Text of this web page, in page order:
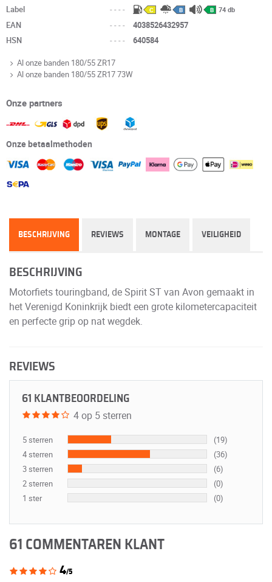
Label
---- C B B 74 db
EAN ----
4038526432957
HSN
---- 640584
Al onze banden 180/55 ZR17
Al onze banden 180/55 ZR17 73W
Onze partners
Onze betaalmethoden
BESCHRIJVING REVIEWS MONTAGE VEILIGHEID
BESCHRIJVING
Motorfiets touringband, de Spirit ST van Avon gemaakt in
het Verenigd Koninkrijk biedt een grote kilometercapaciteit
en perfecte grip op nat wegdek.
REVIEWS
61 KLANTBEOORDELING
4 op 5 sterren
5 sterren
(19)
4 sterren
(36)
3 sterren
(6)
2 sterren
(0)
1 ster
(0)
61 COMMENTAREN KLANT
4/5